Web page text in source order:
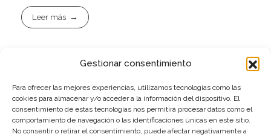
Gestionar consentimiento
Para ofrecer las mejores experiencias, utilizamos tecnologías como las
cookies para almacenar y/o acceder a la información del dispositivo. El
consentimiento de estas tecnologías nos permitirá procesar datos como el
comportamiento de navegación o las identificaciones únicas en este sitio.
No consentir o retirar el consentimiento, puede afectar negativamente a
Leer más
@conceptocirco33
@yoe333
@infamousbure33
@conceptocirco